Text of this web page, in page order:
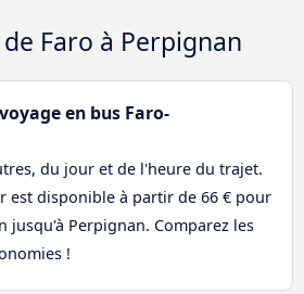
Faro à Perpignan
en bus Faro-
du jour et de l'heure du trajet.
est disponible à partir de 66 € pour
jusqu'à Perpignan. Comparez les
!